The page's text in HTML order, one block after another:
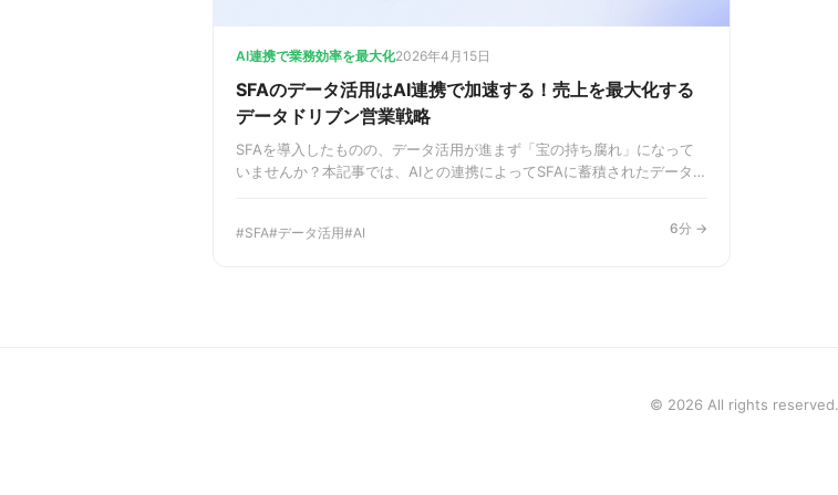
AI連携で業務効率を最大化2026年4月15日
SFAのデータ活用はAI連携で加速する！売上を最大化する
データドリブン営業戦略
SFAを導入したものの、データ活用が進まず「宝の持ち腐れ」になって
いませんか？本記事では、AIとの連携によってSFAに蓄積されたデータを
SFA データ活用 AI 6分 →
© 2026 All rights reserved.